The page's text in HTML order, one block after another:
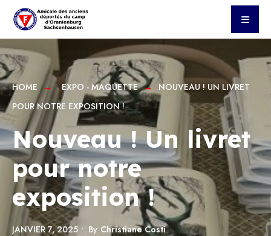
HOME EXPO - MAQUETTE
NOUVEAU ! UN LIVRET
POUR NOTRE EXPOSITION !
Nouveau ! Un livret
pour notre
exposition !
JANVIER 7, 2025 • By Christiane Costi